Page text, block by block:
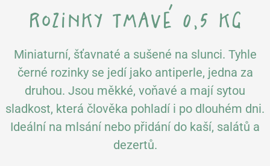
rozinky tmavé 0,5 kg
Miniaturní, šťavnaté a sušené na slunci. Tyhle
černé rozinky se jedí jako antiperle, jedna za
druhou. Jsou měkké, voňavé a mají sytou
sladkost, která člověka pohladí i po dlouhém dni.
Ideální na mlsání nebo přidání do kaší, salátů a
dezertů.